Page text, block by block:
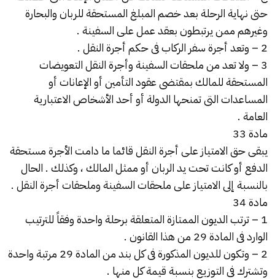
حتى نهاية الرحلة بعد خصم المبلغ المستحقة للربان والبحارة
وغيرهم ممن يرتبطون بعقد عمل على السفينة .
2 – وتعد أجرة سفر الركاب فى حكم أجرة النقل .
3 – ولا تعد من ملحقات السفينة وأجرة النقل التعويضات
المستحقة للمالك بمقتضى عقود التأمين أو الإعانات أو
المساعدات التى تمنحها الدولة أو أحد الأشخاص الاعتبارية
العامة .
مادة 33
يبقى حق الامتياز على أجرة النقل قائما ما دامت الأجرة مستحقة
الدفع أو كانت تحت يد الربان أو ممثل المالك ، وكذلك . الحال
بالنسبة إلى الامتياز على ملحقات السفينة وملحقات أجرة النقل .
مادة 34
1 – ترتب الديون الممتازة المتعلقة برحلة واحدة وفقاً للترتيب
الوارد فى المادة 29 من هذا القانون .
2 – وتكون للديون المذكورة فى كل بند من المادة 29 مرتبة واحدة
وتشترك فى التوزيع بنسبة قيمة كل منها .